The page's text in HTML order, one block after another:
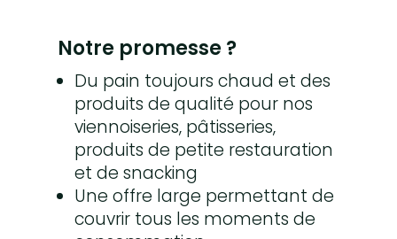
Notre promesse ?
Du pain toujours chaud et des
produits de qualité pour nos
viennoiseries, pâtisseries,
produits de petite restauration
et de snacking
Une offre large permettant de
couvrir tous les moments de